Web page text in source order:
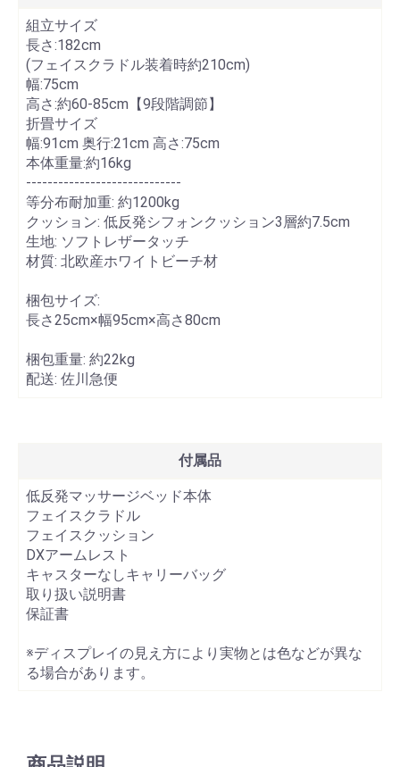
組立サイズ
長さ:182cm
(フェイスクラドル装着時約210cm)
幅:75cm
高さ:約60-85cm【9段階調節】
折畳サイズ
幅:91cm 奥行:21cm 高さ:75cm
本体重量:約16kg
-----------------------------
等分布耐加重: 約1200kg
クッション: 低反発シフォンクッション3層約7.5cm
生地: ソフトレザータッチ
材質: 北欧産ホワイトビーチ材
梱包サイズ:
長さ25cm×幅95cm×高さ80cm
梱包重量: 約22kg
配送:佐川急便
付属品
低反発マッサージベッド本体
フェイスクラドル
フェイスクッション
DXアームレスト
キャスターなしキャリーバッグ
取り扱い説明書
保証書
※ディスプレイの見え方により実物とは色などが異な
る場合があります。